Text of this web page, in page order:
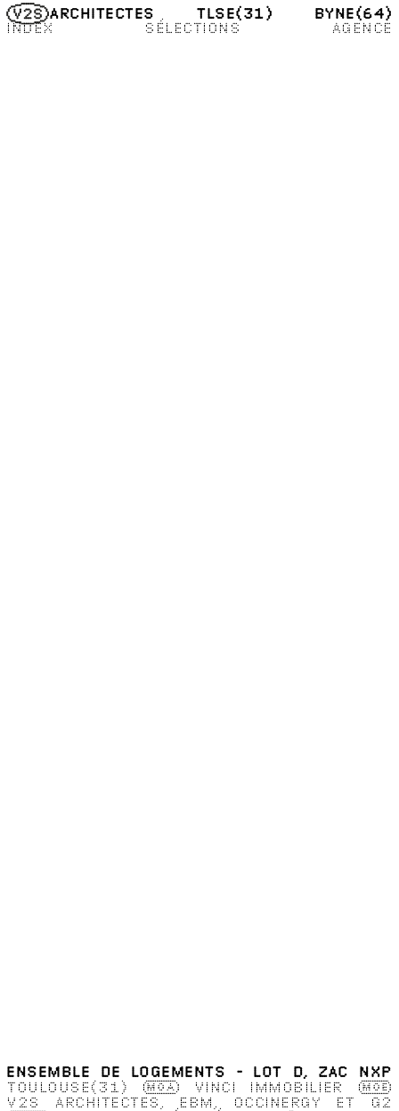
ARCHITECTES TLSE(31) BYNE(64)
INDEX
SÉLECTIONS AGENCE
ENSEMBLE DE LOGEMENTS - LOT D, ZAC NXP
TOULOUSE(31)
MOA VINCI IMMOBILIER
MOE
V2S ARCHITECTES, EBM, OCCINERGY ET G2